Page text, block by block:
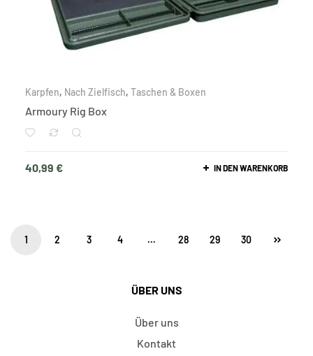
Karpfen, Nach Zielfisch, Taschen & Boxen
Armoury Rig Box
40,99 € IN DEN WARENKORB
1 2 3 4 … 28 29 30
ÜBER UNS
Über uns
Kontakt